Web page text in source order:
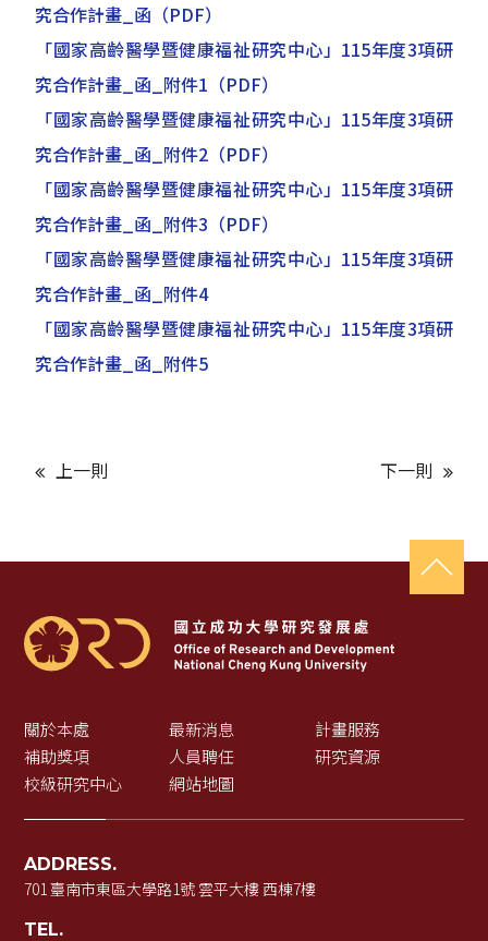
究合作計畫_函 （PDF）
「國家高齡醫學暨健康福祉研究中心」115年度3項研
究合作計畫_函_附件1 （PDF）
「國家高齡醫學暨健康福祉研究中心」115年度3項研
究合作計畫_函_附件2 （PDF）
「國家高齡醫學暨健康福祉研究中心」115年度3項研
究合作計畫_函_附件3 （PDF）
「國家高齡醫學暨健康福祉研究中心」115年度3項研
究合作計畫_函_附件4
「國家高齡醫學暨健康福祉研究中心」115年度3項研
究合作計畫_函_附件5
上一則 下一則
關於本處 最新消息
計畫服務
補助獎項
人員聘任
研究資源
校級研究中心
網站地圖
ADDRESS.
701 臺南市東區大學路1號 雲平大樓 西棟7樓
TEL.